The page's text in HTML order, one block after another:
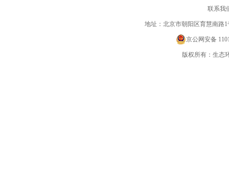
联系我
地址：北京市朝阳区育慧南路1
京公网安备
版权所有：生态